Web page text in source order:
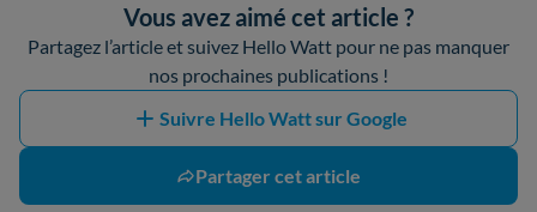
Vous avez aimé cet article ?
Partagez l’article et suivez Hello Watt pour ne pas manquer
nos prochaines publications !
Suivre Hello Watt sur Google
Partager cet article